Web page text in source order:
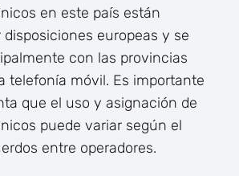
en este país están
disposiciones europeas y se
con las provincias
telefonía móvil. Es importante
que el uso y asignación de
puede variar según el
entre operadores.